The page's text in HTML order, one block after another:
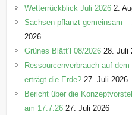
o
r
e
n
Wetterrückblick Juli 2026 2.
Sachsen pflanzt gemeinsam –
2026
Grünes Blätt’l 08/2026 28. Juli
Ressourcenverbrauch auf
erträgt die Erde? 27. Juli 2026
Bericht über die
am 17.7.26 27. Juli 2026